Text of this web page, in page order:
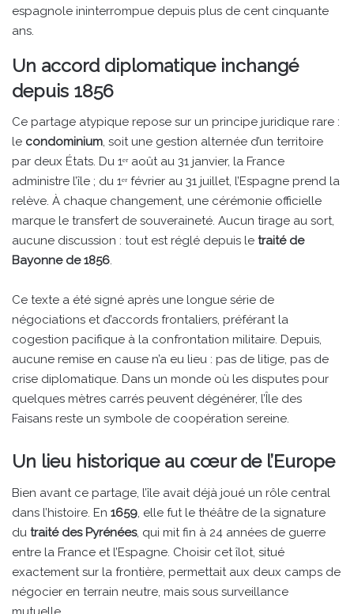
espagnole ininterrompue depuis plus de cent cinquante
ans.
Un accord diplomatique inchangé
depuis 1856
Ce partage atypique repose sur un principe juridique rare :
le condominium, soit une gestion alternée d’un territoire
par deux États. Du 1ᵉʳ août au 31 janvier, la France
administre l’île ; du 1ᵉʳ février au 31 juillet, l’Espagne prend la
relève. À chaque changement, une cérémonie officielle
marque le transfert de souveraineté. Aucun tirage au sort,
aucune discussion : tout est réglé depuis le traité de
Bayonne de 1856.
Ce texte a été signé après une longue série de
négociations et d’accords frontaliers, préférant la
cogestion pacifique à la confrontation militaire. Depuis,
aucune remise en cause n’a eu lieu : pas de litige, pas de
crise diplomatique. Dans un monde où les disputes pour
quelques mètres carrés peuvent dégénérer, l’Île des
Faisans reste un symbole de coopération sereine.
Un lieu historique au cœur de l’Europe
Bien avant ce partage, l’île avait déjà joué un rôle central
dans l’histoire. En 1659 , elle fut le théâtre de la signature
du traité des Pyrénées, qui mit fin à 24 années de guerre
entre la France et l’Espagne. Choisir cet îlot, situé
exactement sur la frontière, permettait aux deux camps de
négocier en terrain neutre, mais sous surveillance